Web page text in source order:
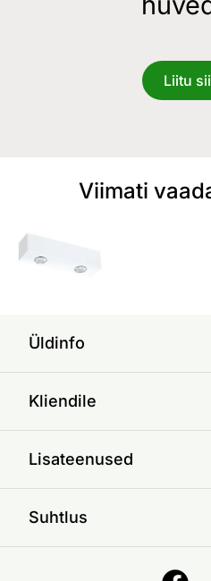
Liitu
Viimati
Üldinfo
Kliendile
Lisateenused
Suhtlus